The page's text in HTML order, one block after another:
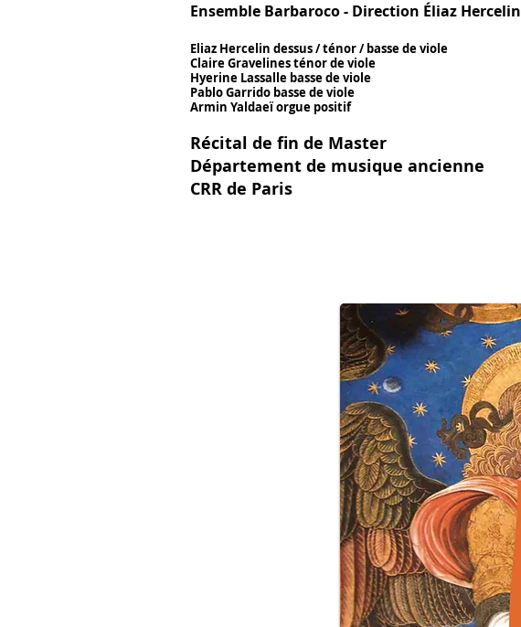
Ensemble Barbaroco - Direction Éliaz Hercelin
Eliaz Hercelin dessus / ténor / basse de viole
Claire Gravelines ténor de viole
Hyerine Lassalle basse de viole
Pablo Garrido basse de viole
Armin Yaldaeï orgue positif
Récital de fin de Master
Département de musique ancienne
CRR de Paris